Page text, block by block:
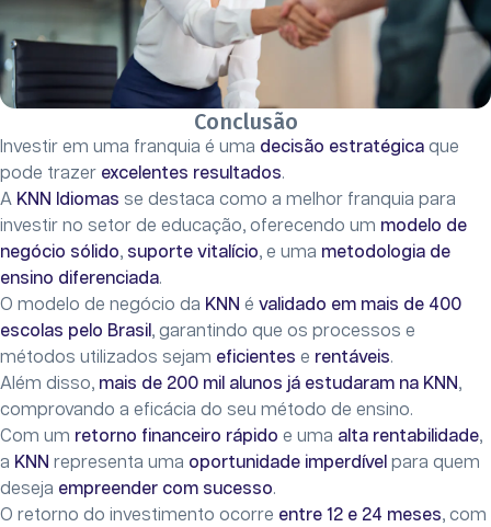
Conclusão
Investir em uma franquia é uma decisão estratégica que
pode trazer excelentes resultados.
A KNN Idiomas se destaca como a melhor franquia para
investir no setor de educação, oferecendo um modelo de
negócio sólido, suporte vitalício, e uma metodologia de
ensino diferenciada.
O modelo de negócio da KNN é validado em mais de 400
escolas pelo Brasil , garantindo que os processos e
métodos utilizados sejam eficientes e rentáveis.
Além disso, mais de 200 mil alunos já estudaram na KNN,
comprovando a eficácia do seu método de ensino.
Com um retorno financeiro rápido e uma alta rentabilidade,
a KNN representa uma oportunidade imperdível para quem
deseja empreender com sucesso.
O retorno do investimento ocorre entre 12 e 24 meses, com